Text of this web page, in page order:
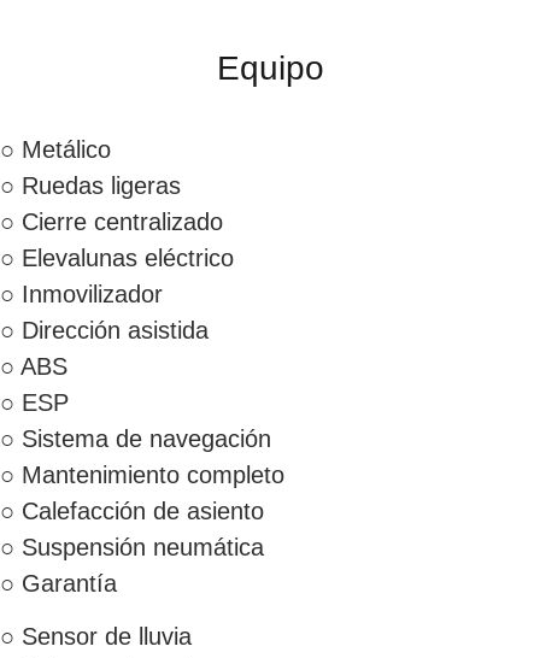
Equipo
○ Metálico
○ Ruedas ligeras
○ Cierre centralizado
○ Elevalunas eléctrico
○ Inmovilizador
○ Dirección asistida
○ ABS
○ ESP
○ Sistema de navegación
○ Mantenimiento completo
○ Calefacción de asiento
○ Suspensión neumática
○ Garantía
○ Sensor de lluvia